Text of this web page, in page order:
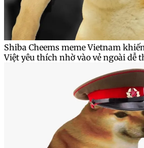
Shiba Cheems meme Vietnam
Việt yêu thích nhờ vào vẻ ngoài dễ